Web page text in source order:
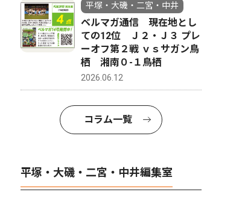
平塚・大磯・二宮・中井
ベルマガ通信 現在地とし
ての12位 Ｊ２・Ｊ３ プレ
ーオフ第２戦 ｖｓサガン鳥
栖 湘南０-１鳥栖
2026.06.12
コラム一覧
平塚・大磯・二宮・中井編集室